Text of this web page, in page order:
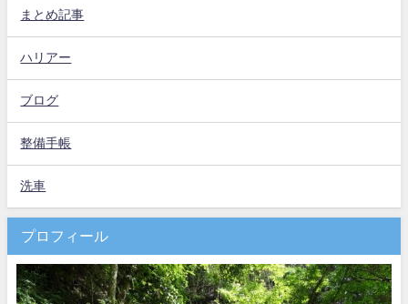
まとめ記事
ハリアー
ブログ
整備手帳
洗車
プロフィール